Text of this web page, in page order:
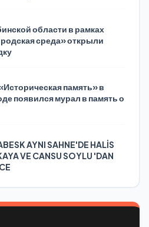
области в рамках
среда» открыли
память» в
появился мурал в память о
AYNI SAHNE'DE HALİS
VE CANSU SOYLU 'DAN